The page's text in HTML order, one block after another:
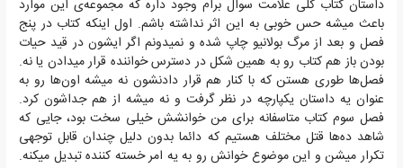
داستان کتاب کلی علامت سوال برام وجود داره که مجموعه‌ی این موارد
باعث میشه حس خوبی به این اثر نداشته باشم. اول اینکه کتاب در پنج
فصل و بعد از مرگ بولانیو چاپ شده و نمیدونم اگر ایشون در قید حیات
بودن باز هم کتاب رو به همین شکل در دسترس خواننده قرار میدادن یا نه.
فصل‌ها طوری هستن که با کنار هم قرار دادنشون نه میشه اون‌ها رو به
عنوان یه داستان یکپارچه در نظر گرفت و نه میشه از هم جداشون کرد.
فصل سوم کتاب متاسفانه برای من خوانشش خیلی سخت بود، جایی که
شاهد ده‌ها قتل مختلف هستیم که دائما بدون دلیل چندان قابل توجهی
تکرار میشن و این موضوع خوانش رو به یه امر خسته کننده تبدیل میکنه.